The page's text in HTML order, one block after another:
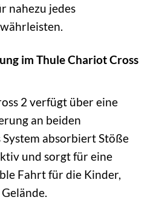
nahezu jedes
im Thule Chariot Cross
2 verfügt über eine
an beiden
absorbiert Stöße
und sorgt für eine
Fahrt für die Kinder,